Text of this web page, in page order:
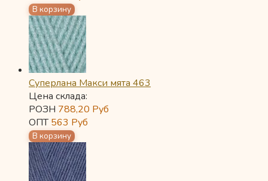
Суперлана Макси мята 463
Цена склада:
РОЗН 788,20 Руб
ОПТ563 Руб